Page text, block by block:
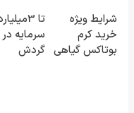
خوبه۴۵٪تخفیف
شرایط ویژه
خرید کرم
بوتاکس گیاهی
تا
سرمایه در
گردش